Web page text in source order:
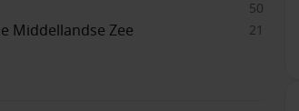
50
Middellandse Zee 21